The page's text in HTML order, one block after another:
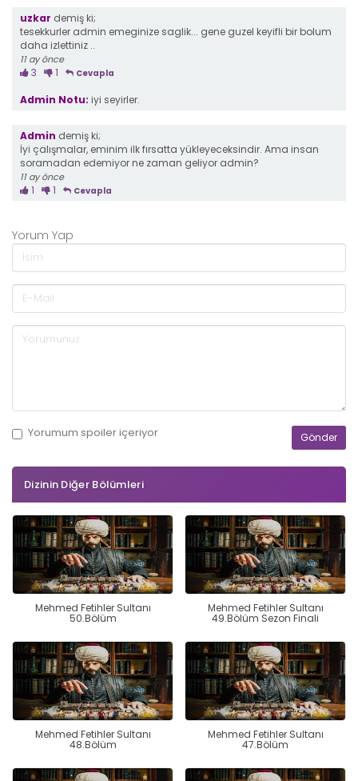
uzkar demiş ki;
tesekkurler admin emeginize saglik... gene guzel keyifli bir bolum
daha izlettiniz ..
11 ay önce
3 1 Cevapla
Admin Notu: iyi seyirler.
Admin demiş ki;
İyi çalışmalar, eminim ilk fırsatta yükleyeceksindir. Ama insan
soramadan edemiyor ne zaman geliyor admin?
11 ay önce
1 1 Cevapla
Yorum Yap
Yorumum spoileriçeriyor
Dizinin Diğer Bölümleri
Mehmed Fetihler Sultanı
50.Bölüm
Mehmed Fetihler Sultanı
49.Bölüm Sezon Finali
Mehmed Fetihler Sultanı
48.Bölüm
Mehmed Fetihler Sultanı
47.Bölüm